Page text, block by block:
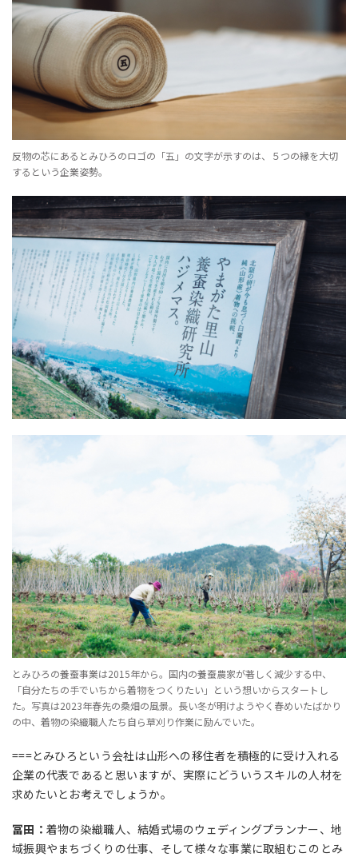
反物の芯にあるとみひろのロゴの「五」の文字が示すのは、５つの縁を大切
するという企業姿勢。
とみひろの養蚕事業は2015年から。国内の養蚕農家が著しく減少する中、
「自分たちの手でいちから着物をつくりたい」という想いからスタートし
た。写真は2023年春先の桑畑の風景。長い冬が明けようやく春めいたばかり
の中、着物の染織職人たち自ら草刈り作業に励んでいた。
===とみひろという会社は山形への移住者を積極的に受け入れる
企業の代表であると思いますが、実際にどういうスキルの人材を
求めたいとお考えでしょうか。
冨田： 着物の染織職人、結婚式場のウェディングプランナー、地
域振興やまちづくりの仕事、そして様々な事業に取組むこのとみ